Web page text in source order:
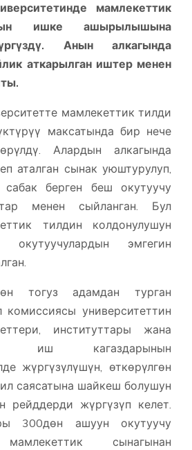
мамлекеттик
ишке ашырылышына
Анын алкагында
аткарылган иштер менен
мамлекеттик тилди
максатында бир нече
Алардын алкагында
аталган сынак уюштурулуп,
берген беш окутуучу
менен сыйланган. Бул
тилдин колдонулушун
эмгегин
тогуз адамдан турган
комиссиясы университеттин
институттары жана
иш кагаздарынын
жүргүзүлүшүн, өткөрүлгөн
саясатына шайкеш болушун
рейддерди жүргүзүп келет.
300дөн ашуун окутуучу
сынагынан